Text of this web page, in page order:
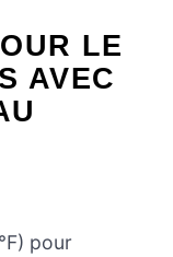
LE
AVEC
pour